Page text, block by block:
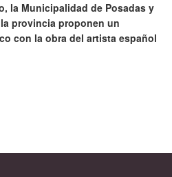
la Municipalidad de Posadas y
provincia proponen un
con la obra del artista español